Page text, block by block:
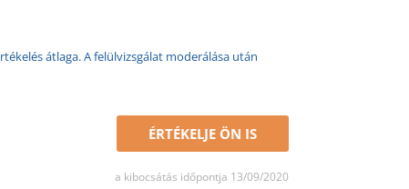
átlaga. A felülvizsgálat moderálása után
ÉRTÉKELJE ÖN IS
a kibocsátás időpontja 13/09/2020